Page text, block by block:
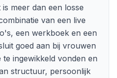
meer dan een losse
van een live
een werkboek en een
goed aan bij vrouwen
ingewikkeld vonden en
structuur, persoonlijk